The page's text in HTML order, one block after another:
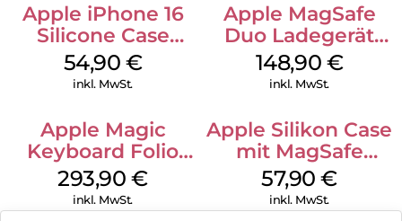
Apple iPhone 16
Silicone Case
MagSafe Black
54,90 €
inkl. MwSt.
Apple MagSafe
Duo Ladegerät
Weiß
148,90 €
inkl. MwSt.
Apple Magic
Keyboard Folio
iPad 10.9″ (10.Gen.)
Weiß
293,90€
inkl. MwSt.
Apple Silikon Case
mit MagSafe
iPhone 14 Pro
(PRODUCT)RED
57,90€
inkl. MwSt.